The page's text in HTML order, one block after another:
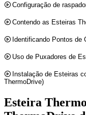
Configuração de
Contendo as Esteiras
Identificando Pontos de
Uso de Puxadores de
Instalação de Esteiras
ThermoDrive)
Esteira